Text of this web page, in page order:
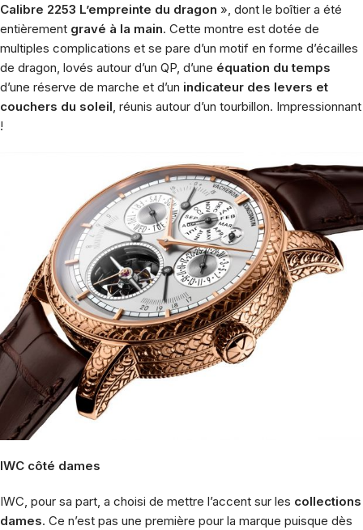
Calibre 2253 L’empreinte du dragon », dont le boîtier a été
entièrement gravé à la main. Cette montre est dotée de
multiples complications et se pare d’un motif en forme d’écailles
de dragon, lovés autour d’un QP, d’une équation du temps
d’une réserve de marche et d’un indicateur des levers et
couchers du soleil, réunis autour d’un tourbillon. Impressionnant
!
IWC côté dames
IWC, pour sa part, a choisi de mettre l’accent sur les collections
dames. Ce n’est pas une première pour la marque puisque dès